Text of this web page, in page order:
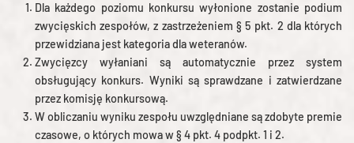
Dla każdego poziomu konkursu wyłonione zostanie podium
zwycięskich zespołów, z zastrzeżeniem § 5 pkt. 2 dla których
przewidziana jest kategoria dla weteranów.
Zwycięzcy wyłaniani są automatycznie przez system
obsługujący konkurs. Wyniki są sprawdzane i zatwierdzane
przez komisję konkursową.
W obliczaniu wyniku zespołu uwzględniane są zdobyte premie
czasowe, o których mowa w § 4 pkt. 4 podpkt. 1 i 2.